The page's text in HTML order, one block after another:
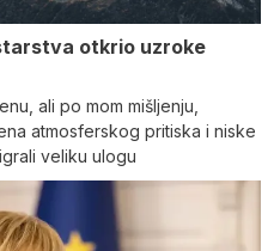
otkrio uzroke
ali po mom mišljenju,
atmosferskog pritiska i niske
veliku ulogu